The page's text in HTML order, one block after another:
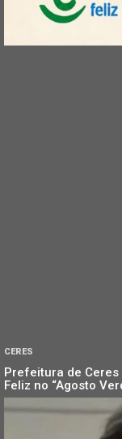
CERES
Prefeitura de
Feliz no “Agosto